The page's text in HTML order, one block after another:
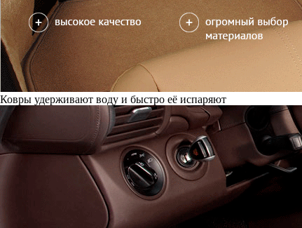
Ковры удерживают воду и быстро её испаряют